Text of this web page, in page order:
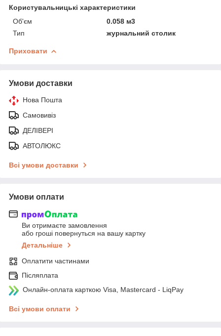
Користувальницькі характеристики
Об'єм
0.058 м3
Тип
журнальний столик
Приховати
Умови доставки
Нова Пошта
Самовивіз
ДЕЛІВЕРІ
АВТОЛЮКС
Всі умови доставки
Умови оплати
Ви отримаєте замовлення
або гроші повернуться на вашу картку
Детальніше
Оплатити частинами
Післяплата
Онлайн-оплата карткою Visa, Mastercard - LiqPay
Всі умови оплати